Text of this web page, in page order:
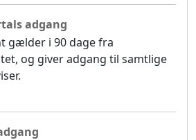
adgang
gælder i 90 dage fra
og giver adgang til samtlige